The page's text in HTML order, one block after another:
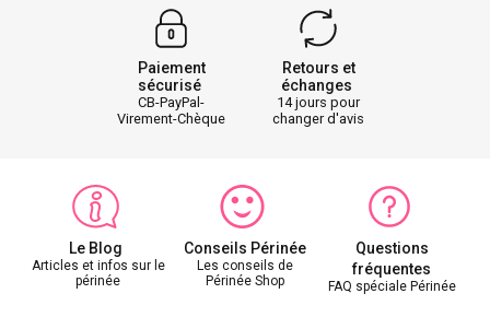
Paiement
sécurisé
CB-PayPal-
Virement-Chèque
Retours et
échanges
14 jours pour
changer d'avis
Le Blog
Articles et infos sur le
périnée
Conseils Périnée
Les conseils de
Périnée Shop
Questions
fréquentes
FAQ spéciale Périnée